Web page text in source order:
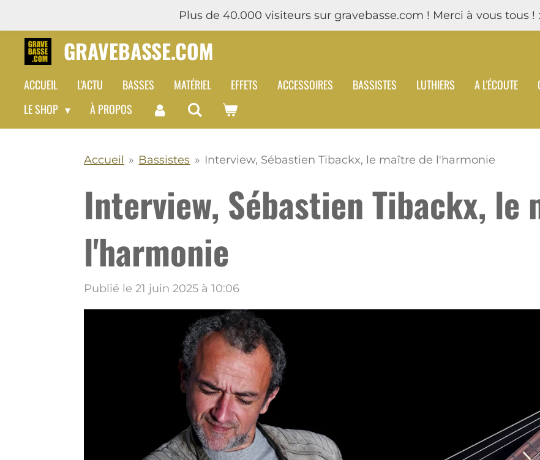
contenu
Plus de 40.000 visiteurs sur gravebasse.com ! Merci à vous tous !
GRAVEBASSE.COM
ACCUEIL L'ACTU BASSES MATÉRIEL EFFETS ACCESSOIRES BASSISTES LUTHIERS A L'ÉCOUTE
LE SHOP
À PROPOS
Accueil » Bassistes » Interview, Sébastien Tibackx, le maître de l'harmonie
Interview, Sébastien Tibackx, le
l'harmonie
Publié le 21 juin 2025 à 10:06